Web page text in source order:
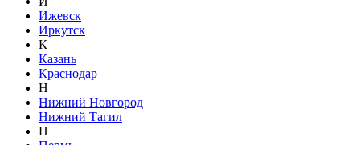
Ижевск
Иркутск
К
Казань
Краснодар
Н
Нижний Новгород
Нижний Тагил
П